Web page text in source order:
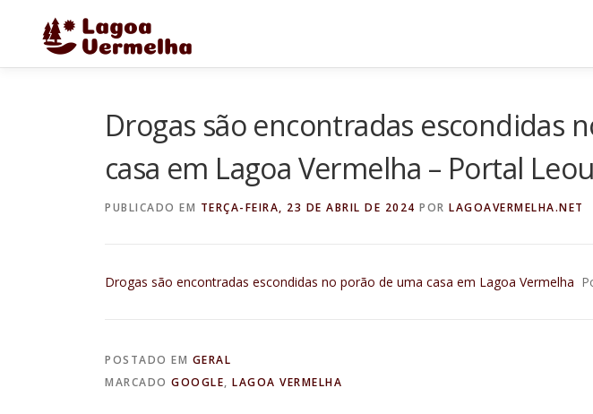
conteúdo
Drogas são encontradas escondidas
casa em Lagoa Vermelha – Portal
PUBLICADO EM TERÇA-FEIRA, 23 DE ABRIL DE 2024 POR LAGOAVERMELHA.NET
Drogas são encontradas escondidas no porão de uma casa em Lagoa Vermelha
POSTADO EM GERAL
MARCADO GOOGLE, LAGOA VERMELHA